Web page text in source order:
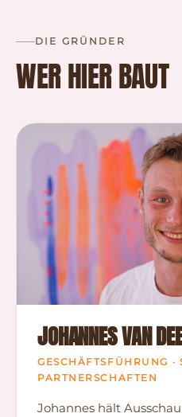
DIE GRÜNDER
WER HIER BAUT
JOHANNES VAN
GESCHÄFTSFÜHRUNG ·
PARTNERSCHAFTEN
Johannes hält